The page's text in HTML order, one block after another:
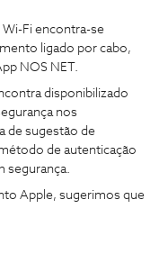
Wi-Fi encontra-se
ligado por cabo,
NOS NET.
disponibilizado
nos
de sugestão de
de autenticação
segurança.
Apple, sugerimos que